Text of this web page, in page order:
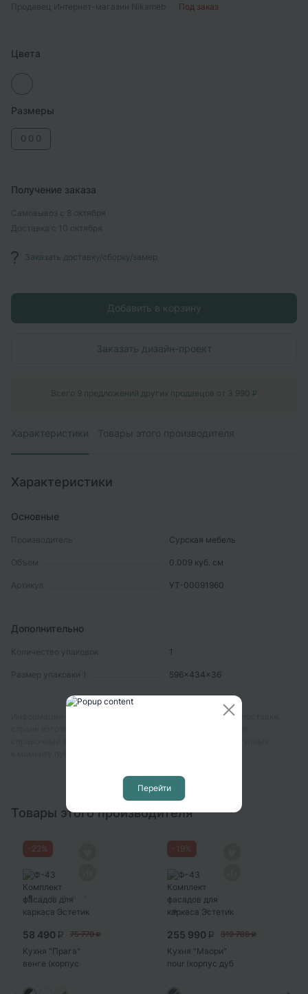
Продавец Интернет-магазин Nikameb Под заказ
Цвета
Размеры
0 0 0
Получение заказа
Самовывоз с 8 октября
Доставка с 10 октября
Заказать доставку/сборку/замер
Добавить в корзину
Заказать дизайн-проект
Всего 9 предложений других продавцов от 3 990 P
Характеристики Товары этого производителя
Характеристики
Основные
Производитель Сурская мебель
Объем 0.009 куб. см
Артикул УТ-00091960
Дополнительно
Количество упаковок 1
Размер упаковки 1 596x434x36
Информация о технических характеристиках, комплекте поставки,
Товары этого производителя
22%
58 490 P 75 770 P
Кухня "Прага"
венге (корпус
19%
255 990 P 319 700 P
Кухня "Маори"
nour (корпус дуб
Перейти